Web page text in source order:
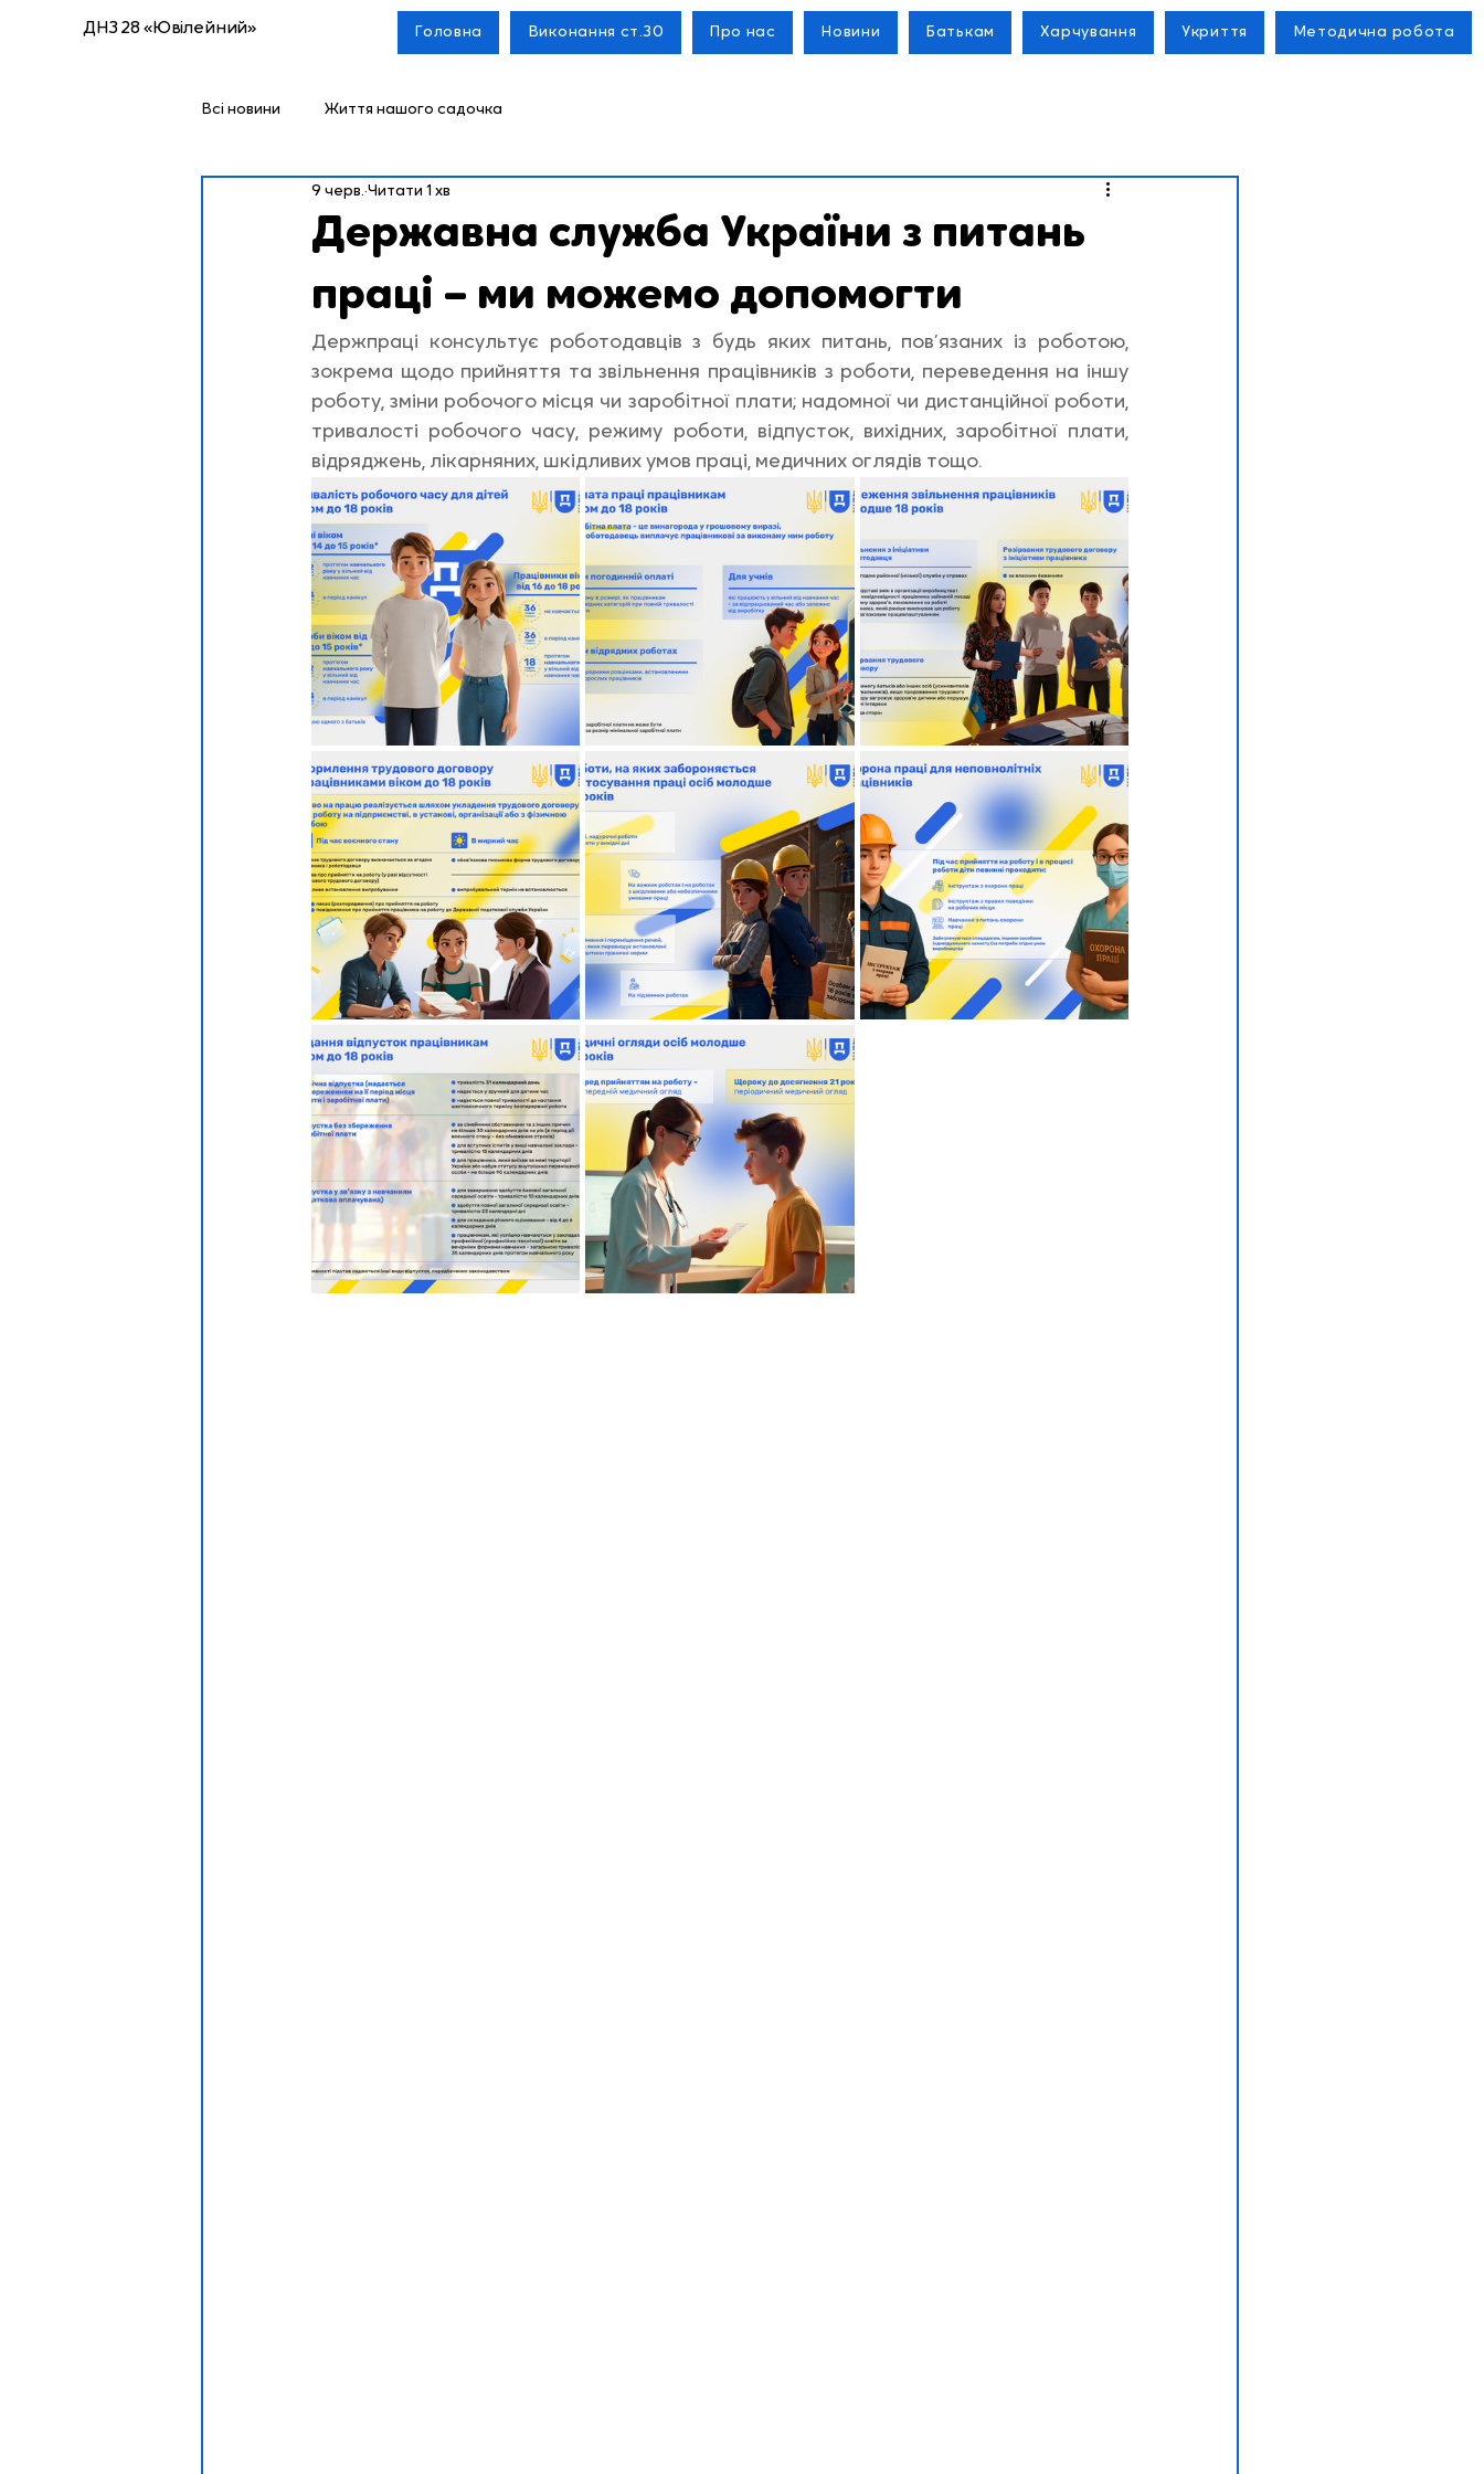
ДНЗ 28 «Ювілейний» Головна Виконання ст.30 Про нас Новини Батькам Харчування Укриття Методична робота
Всі новини Життя нашого садочка
Державна служба України з питань
праці – ми можемо допомогти
9 черв. Читати 1 хв
Держпраці консультує роботодавців з будь яких питань, пов’язаних із роботою,
зокрема щодо прийняття та звільнення працівників з роботи, переведення на іншу
роботу, зміни робочого місця чи заробітної плати; надомної чи дистанційної роботи,
тривалості робочого часу, режиму роботи, відпусток, вихідних, заробітної плати,
відряджень, лікарняних, шкідливих умов праці, медичних оглядів тощо.